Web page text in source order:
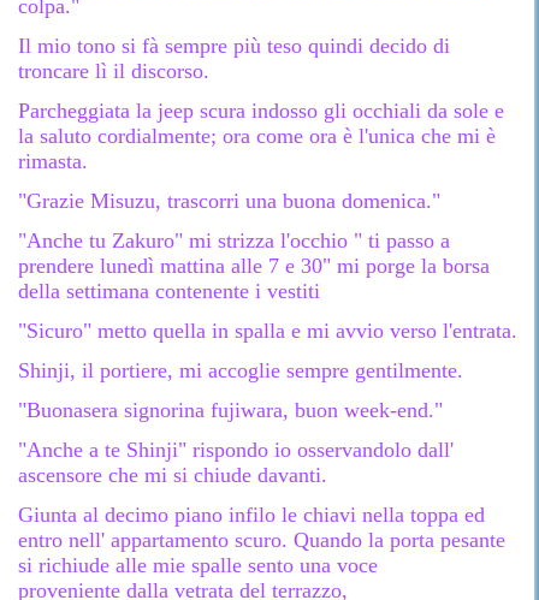
colpa."
Il mio tono si fà sempre più teso quindi decido di
troncare lì il discorso.
Parcheggiata la jeep scura indosso gli occhiali da sole e
la saluto cordialmente; ora come ora è l'unica che mi è
rimasta.
"Grazie Misuzu, trascorri una buona domenica."
"Anche tu Zakuro" mi strizza l'occhio " ti passo a
prendere lunedì mattina alle 7 e 30" mi porge la borsa
della settimana contenente i vestiti
"Sicuro" metto quella in spalla e mi avvio verso l'entrata.
Shinji, il portiere, mi accoglie sempre gentilmente.
"Buonasera signorina fujiwara, buon week-end."
"Anche a te Shinji" rispondo io osservandolo dall'
ascensore che mi si chiude davanti.
Giunta al decimo piano infilo le chiavi nella toppa ed
entro nell' appartamento scuro. Quando la porta pesante
si richiude alle mie spalle sento una voce
proveniente dalla vetrata del terrazzo,